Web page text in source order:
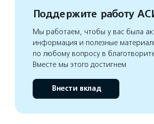
Поддержите работу
Мы работаем, чтобы у вас была
информация и полезные
по любому вопросу в
Вместе мы этого достигнем
Внести вклад